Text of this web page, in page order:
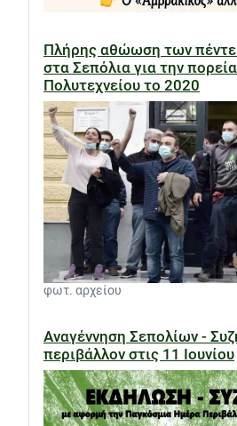
Πλήρης αθώωση των
στα Σεπόλια για την
Πολυτεχνείου το 2020
φωτ. αρχείου
Αναγέννηση Σεπολίων -
περιβάλλον στις 11 Ιουνίου